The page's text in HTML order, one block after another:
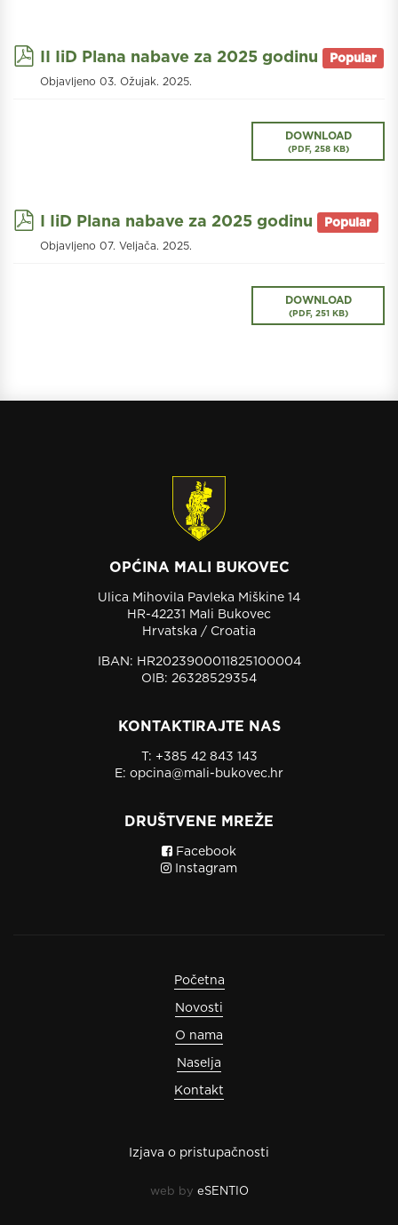
pdf
II IiD Plana nabave za 2025 godinu Popular
Objavljeno 03. Ožujak. 2025.
DOWNLOAD
(PDF, 258 KB)
pdf
I IiD Plana nabave za 2025 godinu Popular
Objavljeno 07. Veljača. 2025.
DOWNLOAD
(PDF, 251 KB)
OPĆINA MALI BUKOVEC
Ulica Mihovila Pavleka Miškine 14
HR-42231 Mali Bukovec
Hrvatska / Croatia
IBAN: HR2023900011825100004
OIB: 26328529354
KONTAKTIRAJTE NAS
T: +385 42 843 143
E: opcina@mali-bukovec.hr
DRUŠTVENE MREŽE
Facebook
Instagram
Početna
Novosti
O nama
Naselja
Kontakt
Izjava o pristupačnosti
web by eSENTIO